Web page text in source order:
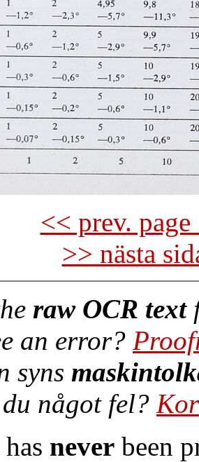
<< prev.
>> nästa
raw OCR text
an error?
syns
något fel?
never been